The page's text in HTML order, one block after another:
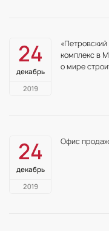
24
декабрь
2019
комплекс в
о мире
24
декабрь
2019
Офис